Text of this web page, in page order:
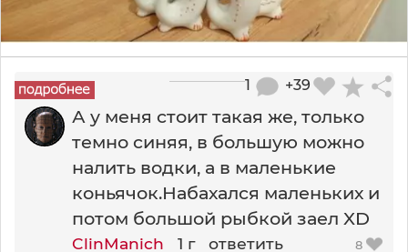
+39
1
А у меня стоит такая же, только
темно синяя, в большую можно
налить водки, а в маленькие
коньячок.Набахался маленьких и
потом большой рыбкой заел XD
ClinManich 1 г ответить 8